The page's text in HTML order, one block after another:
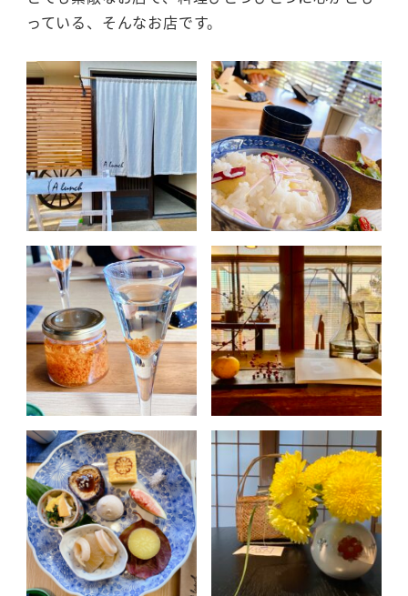
っている、そんなお店です。